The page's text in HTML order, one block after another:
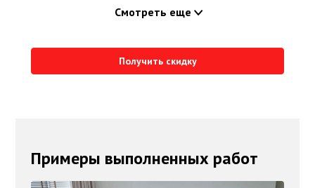
Смотреть еще
Получить скидку
Примеры выполненных работ